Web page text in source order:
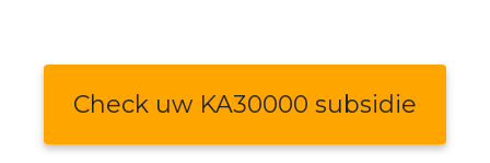
Check uw KA30000 subsidie